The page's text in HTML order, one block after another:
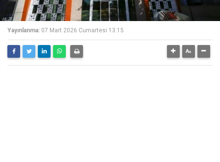
Yayınlanma: 07 Mart 2026 Cumartesi 13:15